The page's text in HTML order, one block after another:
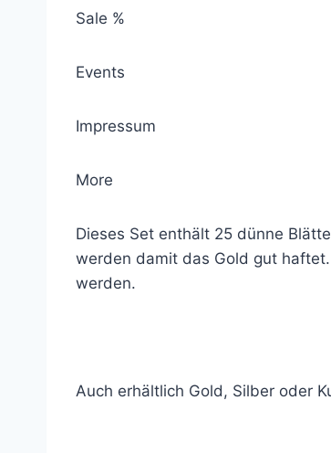
Sale %
Events
Impressum
More
Dieses Set enthält 25 dünne
werden damit das Gold gut
werden.
Auch erhältlich Gold, Silber oder